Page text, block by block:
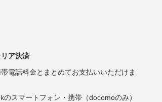
ア決済
電話料金とまとめてお支払いいただけま
のスマートフォン・携帯（docomoのみ）